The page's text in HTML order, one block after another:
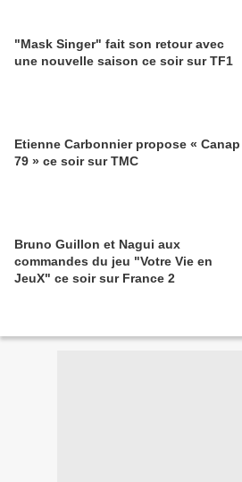
"Mask Singer" fait son retour avec
une nouvelle saison ce soir sur TF1
Etienne Carbonnier propose « Canap
79 » ce soir sur TMC
Bruno Guillon et Nagui aux
commandes du jeu "Votre Vie en
JeuX" ce soir sur France 2